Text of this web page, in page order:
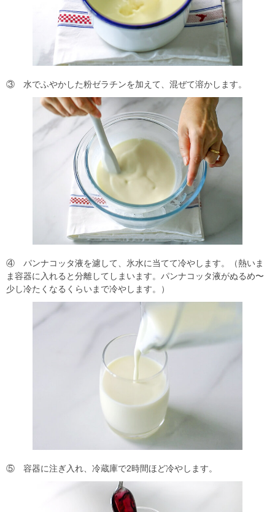
③ 水でふやかした粉ゼラチンを加えて、混ぜて溶かします。
④ パンナコッタ液を濾して、氷水に当てて冷やします。（熱いま
ま容器に入れると分離してしまいます。パンナコッタ液がぬるめ〜
少し冷たくなるくらいまで冷やします。）
⑤ 容器に注ぎ入れ、冷蔵庫で2時間ほど冷やします。